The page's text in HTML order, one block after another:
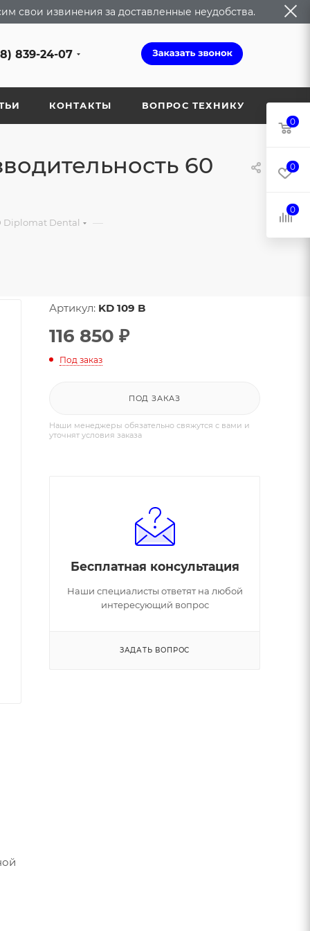
свои извинения за доставленные неудобства.
839-24-07
КОНТАКТЫ ВОПРОС ТЕХНИКУ
60
Diplomat Dental —
Артикул: KD 109 B
116 850 ₽
Под заказ
ПОД ЗАКАЗ
Наши менеджеры обязательно свяжутся с вами и
уточнят условия заказа
Бесплатная консультация
Наши специалисты ответят на любой
интересующий вопрос
ЗАДАТЬ ВОПРОС
0
0
0